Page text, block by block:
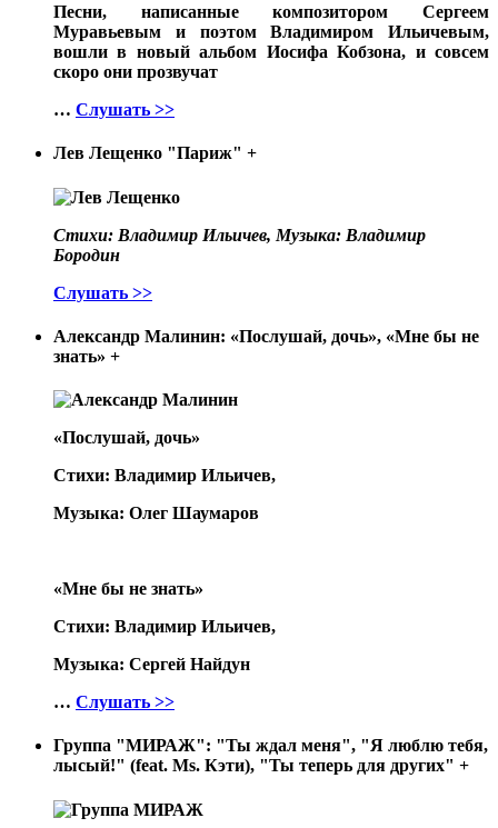
Песни, написанные композитором Сергеем
Муравьевым и поэтом Владимиром Ильичевым,
вошли в новый альбом Иосифа Кобзона, и совсем
скоро они прозвучат
… Слушать >>
Лев Лещенко "Париж" +
Стихи: Владимир Ильичев, Музыка: Владимир
Бородин
Слушать >>
Александр Малинин: «Послушай, дочь», «Мне бы не
знать» +
«Послушай, дочь»
Стихи: Владимир Ильичев,
Музыка: Олег Шаумаров
«Мне бы не знать»
Стихи: Владимир Ильичев,
Музыка: Сергей Найдун
… Слушать >>
Группа "МИРАЖ": "Ты ждал меня", "Я люблю тебя,
лысый!" (feat. Ms. Кэти), "Ты теперь для других" +